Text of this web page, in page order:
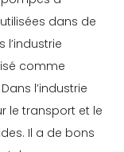
dans de
l’industrie
comme
l’industrie
le transport et le
Il a de bons